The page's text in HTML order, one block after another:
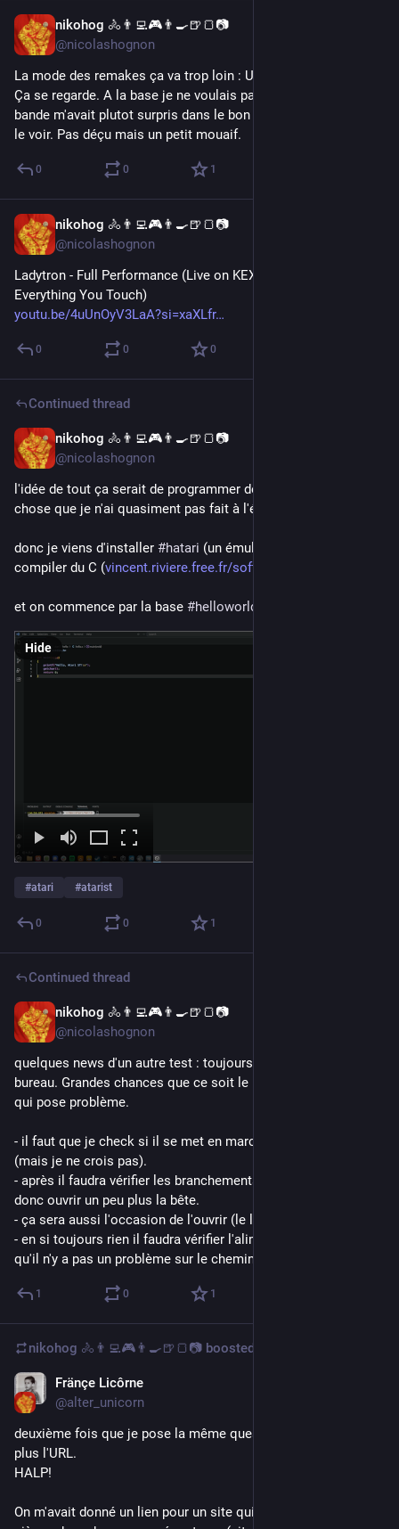
nikohog 🚴👨‍💻🎮👨‍🍳🍺🍞📷
@nicolashognon
La mode des remakes ça va trop loin : Ulysse 31 à l'antiquité.
Ça se regarde. A la base je ne voulais pas aller le voir et la
bande m'avait plutot surpris dans le bon sens. Donc on a été
le voir. Pas déçu mais un petit mouaif.
0 0 1
nikohog 🚴👨‍💻🎮👨‍🍳🍺🍞📷
@nicolashognon
Ladytron - Full Performance (Live on KEXP) (calé sur Destroy
Everything You Touch)
youtu.be/4uUnOyV3LaA?si=xaXLfr
0 0 0
Continued thread
nikohog 🚴👨‍💻🎮👨‍🍳🍺🍞📷
@nicolashognon
l'idée de tout ça serait de programmer des trucs sur Atari,
chose que je n'ai quasiment pas fait à l'époque.
donc je viens d'installer #hatari (un émulateur) et de quoi
compiler du C (vincent.riviere.free.fr/soft/m
et on commence par la base #helloworld
Hide
#atari #atarist
0 0 1
Continued thread
nikohog 🚴👨‍💻🎮👨‍🍳🍺🍞📷
@nicolashognon
quelques news d'un autre test : toujours pas d'icone sur le
bureau. Grandes chances que ce soit le lecteur de disquette
qui pose problème.
- il faut que je check si il se met en marche au démarrage
(mais je ne crois pas).
- après il faudra vérifier les branchements coté Carte Mère,
donc ouvrir un peu plus la bête.
- ça sera aussi l'occasion de l'ouvrir (le lecteur) et le nettoyer
- en si toujours rien il faudra vérifier l'alimentation du lecteur,
qu'il n'y a pas un problème sur le chemin
1 0 1
nikohog 🚴👨‍💻🎮👨‍🍳🍺🍞📷 boosted
Fränçe Licôrne
@alter_unicorn
deuxième fois que je pose la même question, je ne trouve
plus l'URL.
HALP!
On m'avait donné un lien pour un site qui vend des mousses et